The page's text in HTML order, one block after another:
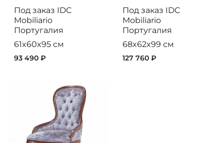
Под заказ IDC
Mobiliario
Португалия
61x60x95 см
93 490 ₽
Под заказ IDC
Mobiliario
Португалия
68x62x99 см
127 760 ₽